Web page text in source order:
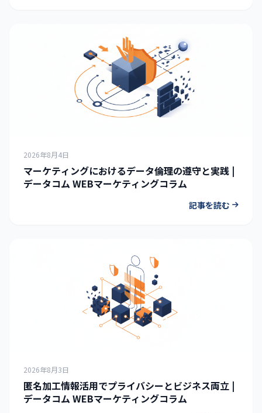
2026年8月4日
マーケティングにおけるデータ倫理の遵守と実践 |
データコム WEBマーケティングコラム
記事を読む
2026年8月3日
匿名加工情報活用でプライバシーとビジネス両立 |
データコム WEBマーケティングコラム